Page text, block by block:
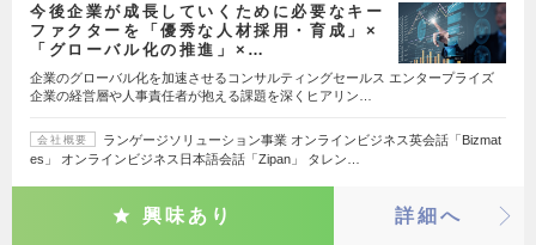
今後企業が成長していくために必要なキー
ファクターを「優秀な人材採用・育成」×
「グローバル化の推進」×…
企業のグローバル化を加速させるコンサルティングセールス エンタープライズ
企業の経営層や人事責任者が抱える課題を深くヒアリン…
会社概要
ランゲージソリューション事業 オンラインビジネス英会話「Bizmat
es」 オンラインビジネス日本語会話「Zipan」 タレン…
興味あり 詳細へ